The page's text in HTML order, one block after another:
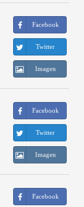
Facebook
Twitter
Imagen
Facebook
Twitter
Imagen
Facebook